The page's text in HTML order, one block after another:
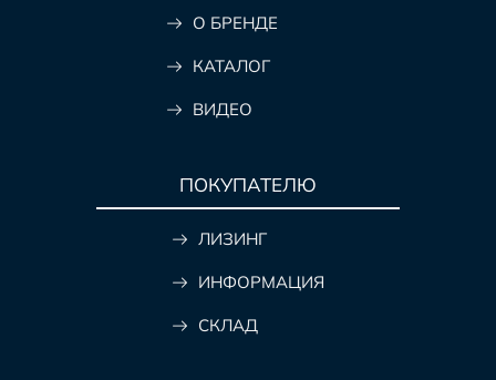
О БРЕНДЕ
КАТАЛОГ
ВИДЕО
ПОКУПАТЕЛЮ
ЛИЗИНГ
ИНФОРМАЦИЯ
СКЛАД